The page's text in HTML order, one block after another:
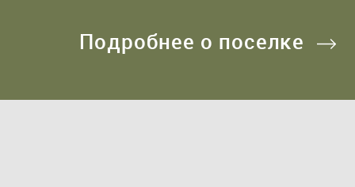
Подробнее о поселке